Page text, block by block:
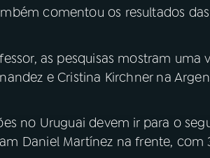
comentou os resultados
as pesquisas mostram
e Cristina Kirchner na
no Uruguai devem ir para o
Daniel Martínez na frente, com